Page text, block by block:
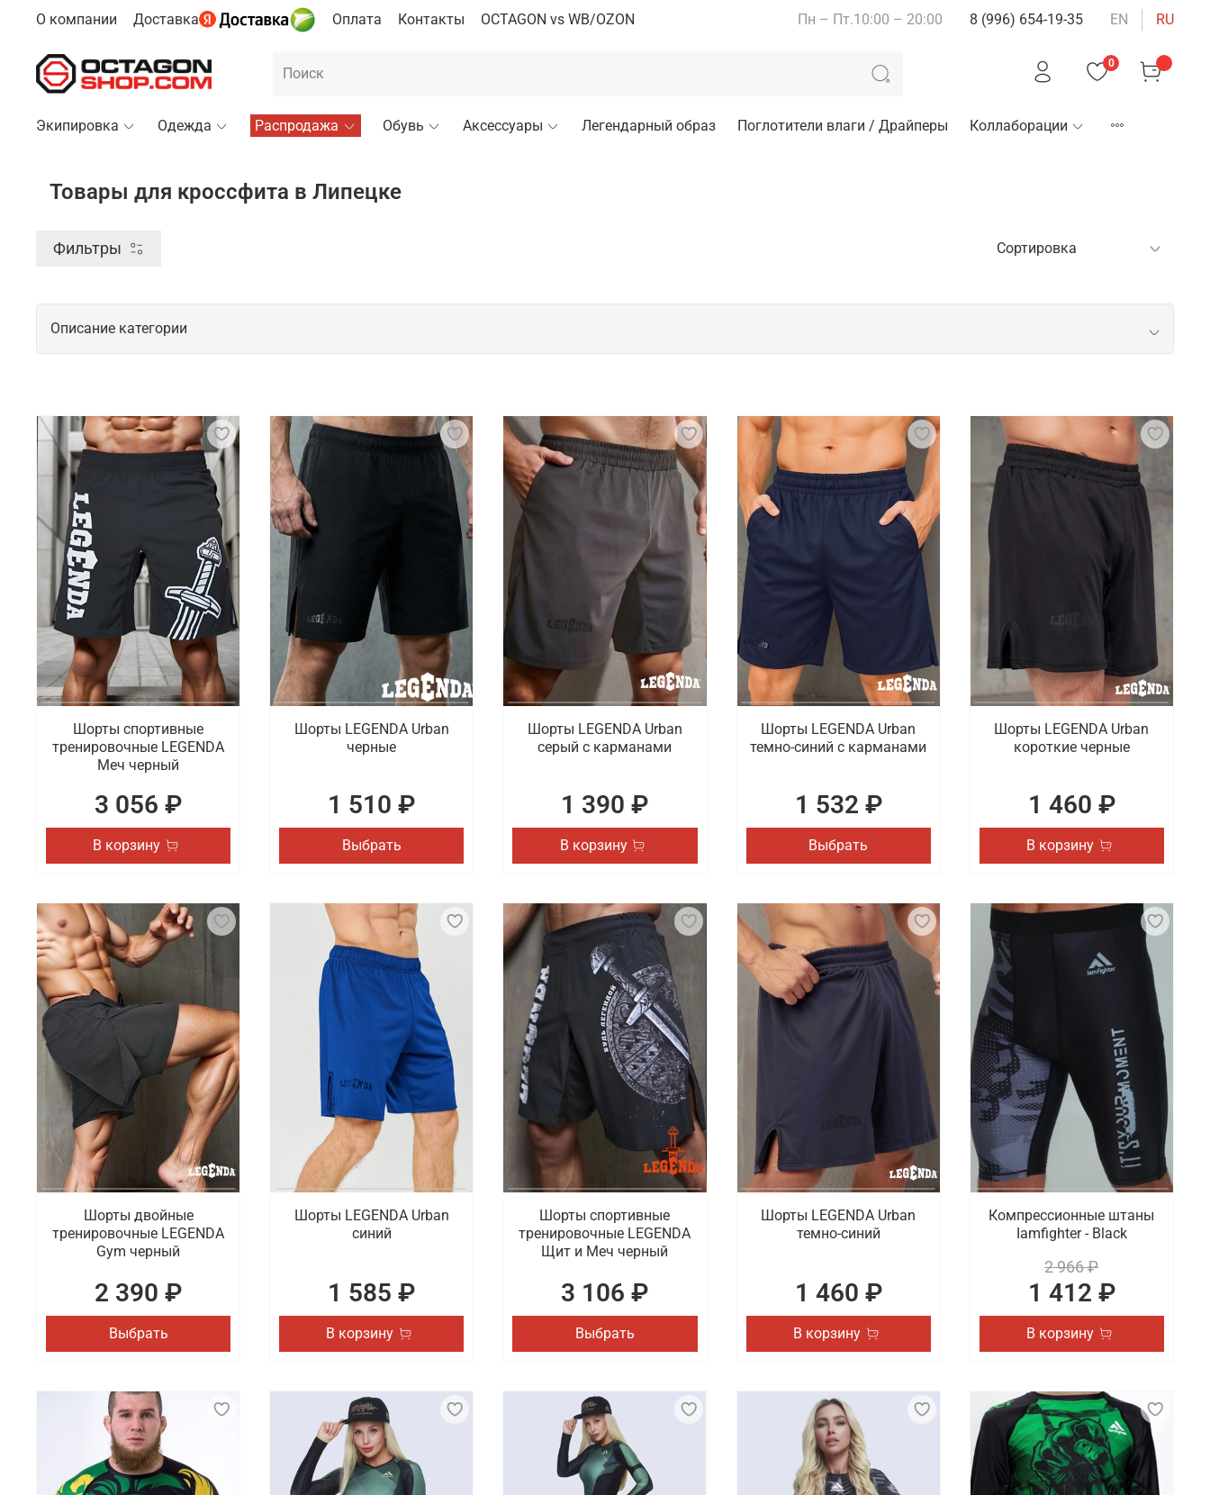
О компании Доставка Оплата Контакты OCTAGON vs WB/OZON Пн – Пт.10:00 – 20:00 8 (996) 654-19-35 EN RU
0
Экипировка Одежда Распродажа Обувь Аксессуары Легендарный образ Поглотители влаги / Драйперы Коллаборации
Товары для кроссфита в Липецке
Фильтры
Описание категории
занятия были комфортными и продуктивными, необходимо подобрать подходящую одежду для спорта, а также не забывать про правильную и удобную обувь.
Что мы предлагаем на выбор
Специально для занятий кроссфитом мы подготовили актуальные товары, способные разнообразить спортивный гардероб. Речь идет про тренировочные шорты,
рашгарды для мужчин и женщин, компрессионные штаны и тайтсы. В наличии также детская коллекция одежды для спорта.
Где заказать спортивную одежду и экипировку для кроссфита с доставкой в Липецке
В интернет-магазине Octagon Shop можно купить спортивные товары для кроссфита. В ассортименте брендовая одежда, которая создает комфортные условия
для продуктивных тренировок. Осуществляется оперативная доставка покупок, оформленных в онлайн режиме, по Липецку.
Шорты спортивные
тренировочные LEGENDA
Меч черный
3 056 ₽
В корзину
Шорты LEGENDA Urban
черные
1 510 ₽
Выбрать
Шорты LEGENDA Urban
серый c карманами
1 390 ₽
В корзину
Шорты LEGENDA Urban
темно-синий с карманами
1 532 ₽
Выбрать
Шорты LEGENDA Urban
короткие черные
1 460 ₽
В корзину
Шорты двойные
тренировочные LEGENDA
Gym черный
2 390 ₽
Выбрать
Шорты LEGENDA Urban
синий
1 585 ₽
В корзину
Шорты спортивные
тренировочные LEGENDA
Щит и Меч черный
3 106 ₽
Выбрать
Шорты LEGENDA Urban
темно-синий
1 460 ₽
В корзину
Компрессионные штаны
Iamfighter - Black
2 966 ₽
1 412 ₽
В корзину